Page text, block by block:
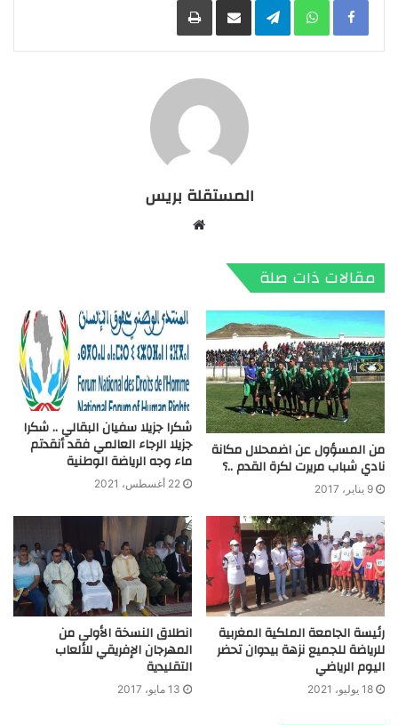
المستقلة بريس
مقالات ذات صلة
من المسؤول عن اضمحلال مكانة
نادي شباب مريرت لكرة القدم ..؟
9 يناير، 2017
شكرا جزيلا سفيان البقالي .. شكرا
جزيلا الرجاء العالمي فقد أنقدتم
ماء وجه الرياضة الوطنية
22 أغسطس، 2021
رئيسة الجامعة الملكية المغربية
للرياضة للجميع نزهة بيدوان تحضر
اليوم الرياضي
18 يوليو، 2021
انطلاق النسخة الأولى من
المهرجان الإفريقي للألعاب
التقليدية
13 مايو، 2017